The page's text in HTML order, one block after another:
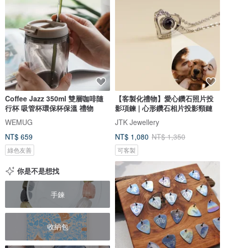
Coffee Jazz 350ml 雙層咖啡隨
行杯 吸管杯環保杯保溫 禮物
WEMUG
NT$ 659
綠色友善
【客製化禮物】愛心鑽石照片投
影項鍊 | 心形鑽石相片投影頸鏈
JTK Jewellery
NT$ 1,080 NT$ 1,350
可客製
你是不是想找
手鍊
收納包